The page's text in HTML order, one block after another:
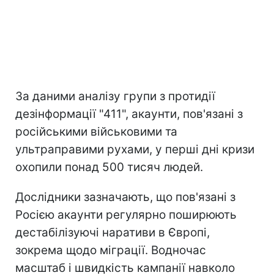
За даними аналізу групи з протидії
дезінформації "411", акаунти, пов'язані з
російськими військовими та
ультраправими рухами, у перші дні кризи
охопили понад 500 тисяч людей.
Дослідники зазначають, що пов'язані з
Росією акаунти регулярно поширюють
дестабілізуючі наративи в Європі,
зокрема щодо міграції. Водночас
масштаб і швидкість кампанії навколо